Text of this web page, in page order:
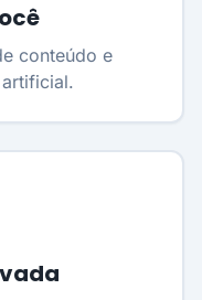
conteúdo e